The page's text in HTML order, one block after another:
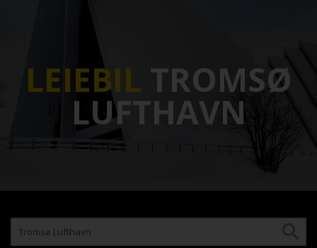
LEIEBIL TROMSØ
LUFTHAVN